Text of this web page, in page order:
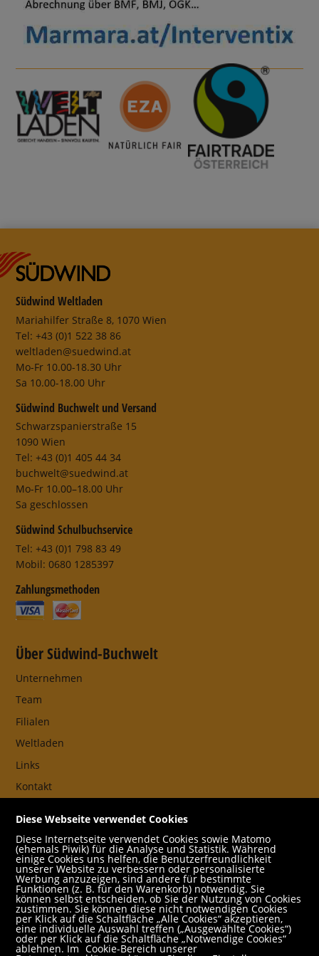
Südwind Weltladen
Mariahilfer Straße 8, 1070 Wien
Tel: +43 (0)1 522 38 86
weltladen@suedwind.at
Mo-Fr 10.00-18.30 Uhr
Sa 10.00-18.00 Uhr
Südwind Buchwelt und Versand
Schwarzspanierstraße 15
1090 Wien
Tel: +43 (0)1 405 44 34
buchwelt@suedwind.at
Mo-Fr 10.00–18.00 Uhr
Sa geschlossen
Südwind Schulbuchservice
Tel: +43 (0)1 798 83 49
Mobil: 0680 1285397
Zahlungsmethoden
Über Südwind-Buchwelt
Unternehmen
Team
Filialen
Weltladen
Links
Kontakt
Impressum
Datenschutz- und Cookieerklärung
Freund:innen
Service
Jobs
Diese Webseite verwendet Cookies
Diese Internetseite verwendet Cookies sowie Matomo
(ehemals Piwik) für die Analyse und Statistik. Während
einige Cookies uns helfen, die Benutzerfreundlichkeit
unserer Website zu verbessern oder personalisierte
Werbung anzuzeigen, sind andere für bestimmte
Funktionen (z. B. für den Warenkorb) notwendig. Sie
können selbst entscheiden, ob Sie der Nutzung von Cookies
zustimmen. Sie können diese nicht notwendigen Cookies
per Klick auf die Schaltfläche „Alle Cookies“ akzeptieren,
eine individuelle Auswahl treffen („Ausgewählte Cookies“)
oder per Klick auf die Schaltfläche „Notwendige Cookies“
ablehnen. Im Cookie-Bereich unserer